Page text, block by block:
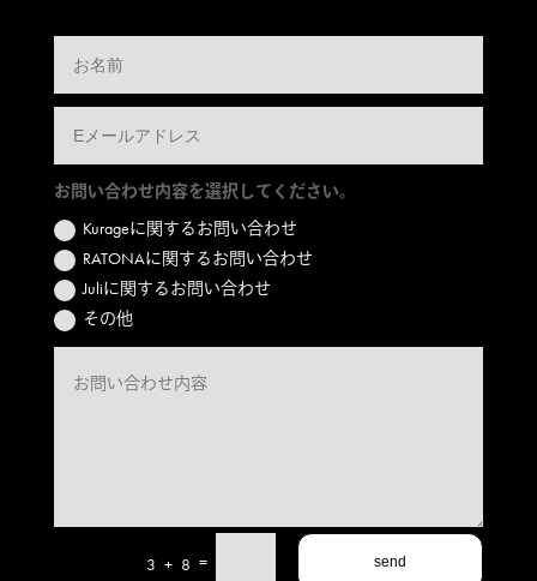
お問い合わせ内容を選択してください。
Kurageに関するお問い合わせ
RATONAに関するお問い合わせ
Juliに関するお問い合わせ
その他
3 + 8 = send